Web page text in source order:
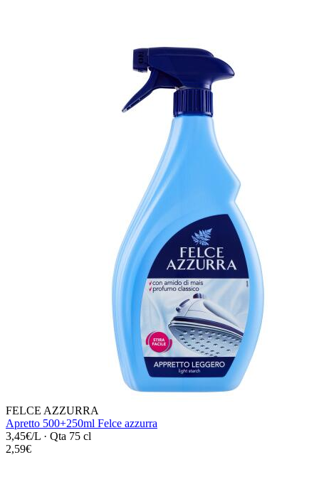
FELCE AZZURRA
Apretto 500+250ml Felce azzurra
3,45€/L · Qta 75 cl
2,59€